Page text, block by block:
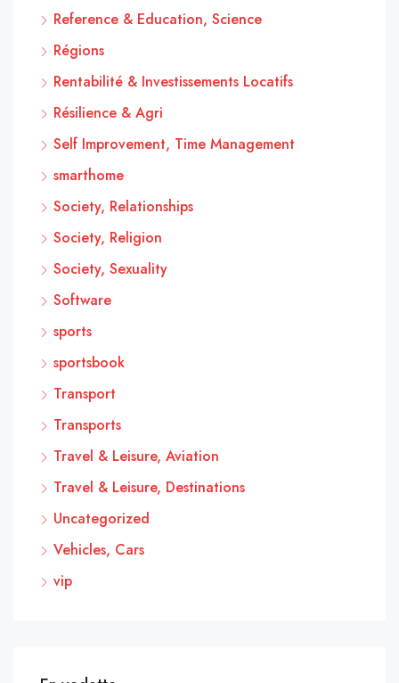
Reference & Education, Science
Régions
Rentabilité & Investissements Locatifs
Résilience & Agri
Self Improvement, Time Management
smarthome
Society, Relationships
Society, Religion
Society, Sexuality
Software
sports
sportsbook
Transport
Transports
Travel & Leisure, Aviation
Travel & Leisure, Destinations
Uncategorized
Vehicles, Cars
vip